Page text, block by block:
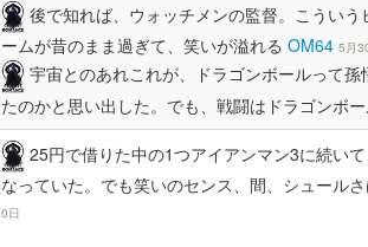
後で知れば、ウォッチメンの監督。こうい
ームが昔のまま過ぎて、笑いが溢れる OM64 5月
宇宙とのあれこれが、ドラゴンボールって
たのかと思い出した。でも、戦闘はドラゴンボ
25円で借りた中の1つアイアンマン3に続い
なっていた。でも笑いのセンス、間、シュール
0日